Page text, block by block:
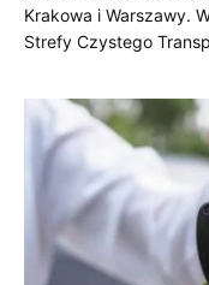
Krakowa i Warszawy.
Strefy Czystego